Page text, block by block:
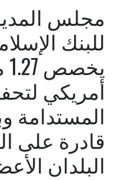
مجلس
للبنك
أمريكي
المستدامة
قادرة على
البلدان